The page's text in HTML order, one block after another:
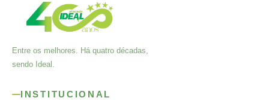
Entre os melhores. Há quatro décadas,
sendo Ideal.
INSTITUCIONAL